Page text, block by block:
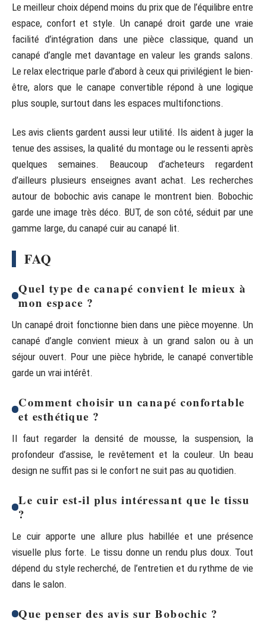
Le meilleur choix dépend moins du prix que de l’équilibre entre
espace, confort et style. Un canapé droit garde une vraie
facilité d’intégration dans une pièce classique, quand un
canapé d’angle met davantage en valeur les grands salons.
Le relax electrique parle d’abord à ceux qui privilégient le bien-
être, alors que le canape convertible répond à une logique
plus souple, surtout dans les espaces multifonctions.
Les avis clients gardent aussi leur utilité. Ils aident à juger la
tenue des assises, la qualité du montage ou le ressenti après
quelques semaines. Beaucoup d’acheteurs regardent
d’ailleurs plusieurs enseignes avant achat. Les recherches
autour de bobochic avis canape le montrent bien. Bobochic
garde une image très déco. BUT, de son côté, séduit par une
gamme large, du canapé cuir au canapé lit.
FAQ
Quel type de canapé convient le mieux à
mon espace ?
Un canapé droit fonctionne bien dans une pièce moyenne. Un
canapé d’angle convient mieux à un grand salon ou à un
séjour ouvert. Pour une pièce hybride, le canapé convertible
garde un vrai intérêt.
Comment choisir un canapé confortable
et esthétique ?
Il faut regarder la densité de mousse, la suspension, la
profondeur d’assise, le revêtement et la couleur. Un beau
design ne suffit pas si le confort ne suit pas au quotidien.
Le cuir est-il plus intéressant que le tissu
?
Le cuir apporte une allure plus habillée et une présence
visuelle plus forte. Le tissu donne un rendu plus doux. Tout
dépend du style recherché, de l’entretien et du rythme de vie
dans le salon.
Que penser des avis sur Bobochic ?